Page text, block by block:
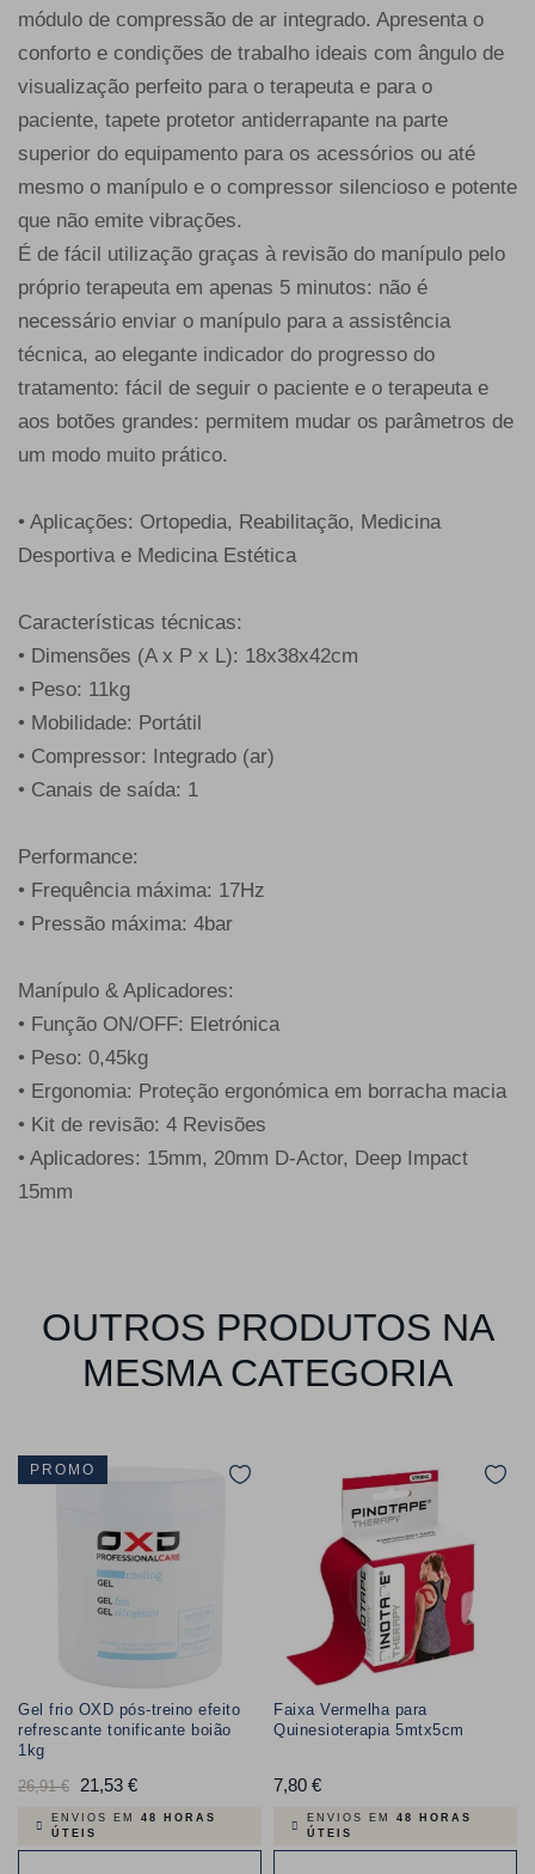
módulo de compressão de ar integrado. Apresenta o
conforto e condições de trabalho ideais com ângulo de
visualização perfeito para o terapeuta e para o
paciente, tapete protetor antiderrapante na parte
superior do equipamento para os acessórios ou até
mesmo o manípulo e o compressor silencioso e potente
que não emite vibrações.
É de fácil utilização graças à revisão do manípulo pelo
próprio terapeuta em apenas 5 minutos: não é
necessário enviar o manípulo para a assistência
técnica, ao elegante indicador do progresso do
tratamento: fácil de seguir o paciente e o terapeuta e
aos botões grandes: permitem mudar os parâmetros de
um modo muito prático.
• Aplicações: Ortopedia, Reabilitação, Medicina
Desportiva e Medicina Estética
Características técnicas:
• Dimensões (A x P x L): 18x38x42cm
• Peso: 11kg
• Mobilidade: Portátil
• Compressor: Integrado (ar)
• Canais de saída: 1
Performance:
• Frequência máxima: 17Hz
• Pressão máxima: 4bar
Manípulo & Aplicadores:
• Função ON/OFF: Eletrónica
• Peso: 0,45kg
• Ergonomia: Proteção ergonómica em borracha macia
• Kit de revisão: 4 Revisões
• Aplicadores: 15mm, 20mm D-Actor, Deep Impact
15mm
OUTROS PRODUTOS NA
MESMA CATEGORIA
PROMO
Gel frio OXD pós-treino efeito
refrescante tonificante boião
1kg
Preço
normal
26,91 € 21,53 €Preço
ENVIOS EM 48 HORAS
ÚTEIS
Faixa Vermelha para
Quinesioterapia 5mtx5cm
7,80 €Preço
ENVIOS EM 48 HORAS
ÚTEIS